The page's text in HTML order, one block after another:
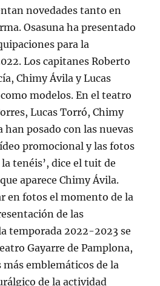
novedades tanto en
Osasuna ha presentado
para la
Los capitanes Roberto
Chimy Ávila y Lucas
modelos. En el teatro
Lucas Torró, Chimy
han posado con las nuevas
promocional y las fotos
tenéis’, dice el tuit de
aparece Chimy Ávila.
en fotos el momento de la
de las
temporada 2022-2023 se
Gayarre de Pamplona,
emblemáticos de la
de la actividad